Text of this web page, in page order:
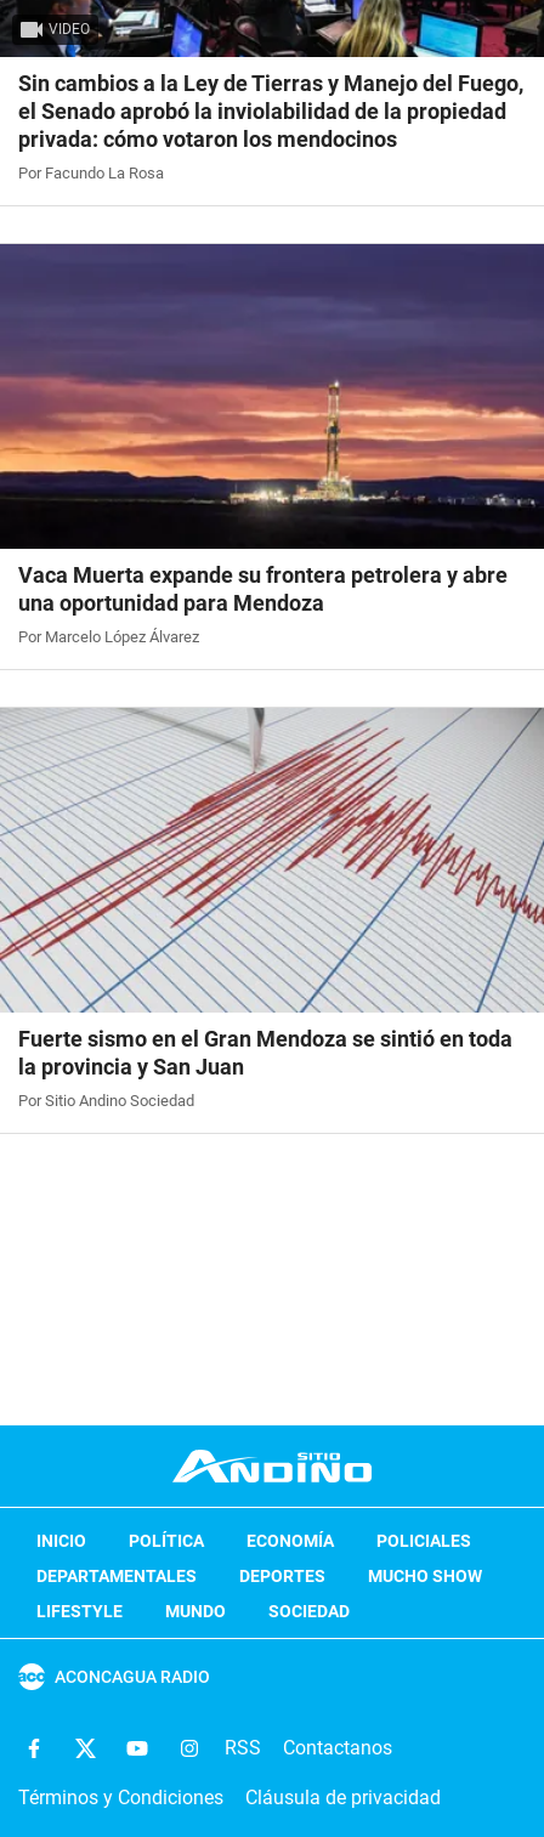
VIDEO
Sin cambios a la Ley de Tierras y Manejo del Fuego,
el Senado aprobó la inviolabilidad de la propiedad
privada: cómo votaron los mendocinos
Por Facundo La Rosa
Vaca Muerta expande su frontera petrolera y abre
una oportunidad para Mendoza
Por Marcelo López Álvarez
Fuerte sismo en el Gran Mendoza se sintió en toda
la provincia y San Juan
Por Sitio Andino Sociedad
INICIO POLÍTICA ECONOMÍA
POLICIALES
DEPARTAMENTALES
DEPORTES
MUCHO SHOW
LIFESTYLE
MUNDO SOCIEDAD
ACONCAGUA RADIO
RSS Contactanos
Términos y Condiciones Cláusula de privacidad